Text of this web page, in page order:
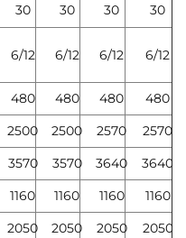
30
30
30
30
6/12 6/12 6/12 6/12
480 480 480 480
2500 2500 2570 2570
3570 3570 3640 3640
1160 1160 1160 1160
2050 2050 2050 2050